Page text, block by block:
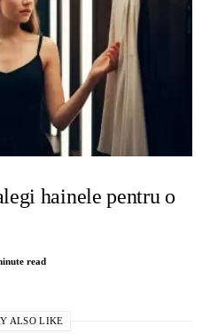
hainele pentru o
read
ALSO LIKE